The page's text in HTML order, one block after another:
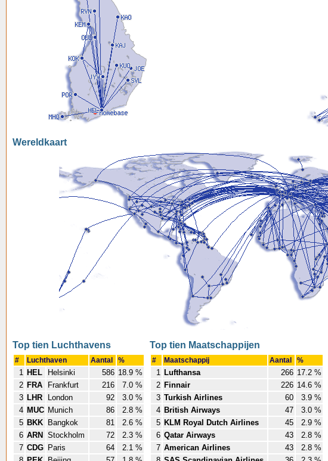
Wereldkaart
Top tien Luchthavens
# Luchthaven Aantal %
1 HEL Helsinki 586 18.9 %
2 FRA Frankfurt 216
7.0 %
3 LHR London 92
3.0 %
4 MUC Munich 86
2.8 %
5 BKK Bangkok 81
2.6 %
6 ARN Stockholm 72
2.3 %
7 CDG Paris 64
2.1 %
Top tien Maatschappijen
# Maatschappij Aantal %
1 Lufthansa 266 17.2 %
2 Finnair 226 14.6 %
3 Turkish Airlines 60
3.9 %
4 British Airways 47
3.0 %
5 KLM Royal Dutch Airlines 45
2.9 %
6 Qatar Airways 43
2.8 %
7 American Airlines 43
2.8 %